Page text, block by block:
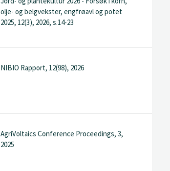
olje- og belgvekster, engfrøavl og potet
2025, 12(3), 2026, s.14-23
NIBIO Rapport, 12(98), 2026
AgriVoltaics Conference Proceedings, 3,
2025